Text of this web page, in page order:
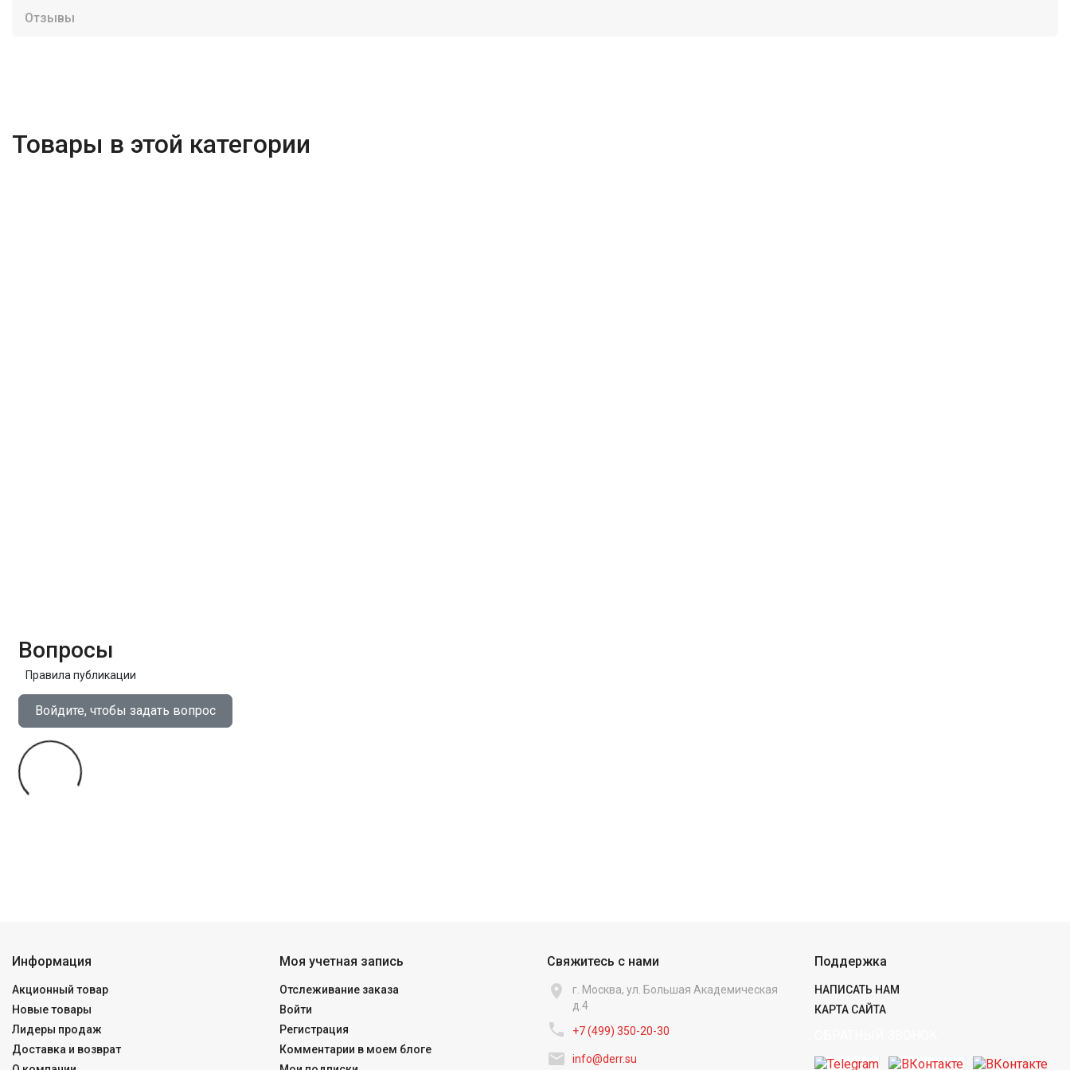
Отзывы
Товары в этой категории
Вопросы
Правила публикации
Войдите, чтобы задать вопрос
Информация
Акционный товар
Новые товары
Лидеры продаж
Доставка и возврат
Моя учетная запись
Отслеживание заказа
Войти
Регистрация
Комментарии в моем блоге
Свяжитесь с нами

г. Москва, ул. Большая Академическая
д.4
 +7 (499) 350-20-30
 info@derr.su
Поддержка
НАПИСАТЬ НАМ
КАРТА САЙТА